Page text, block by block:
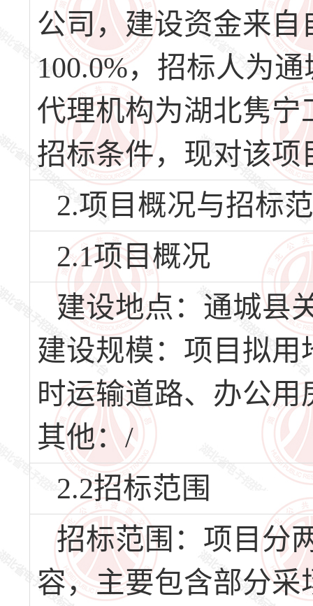
公司，建设资金来
100.0%，招标人为
代理机构为湖北隽
招标条件，现对该
2.项目概况与招标
2.1项目概况
建设地点：通城县
建设规模：项目拟用
时运输道路、办公
其他：/
2.2招标范围
招标范围：项目分
容，主要包含部分